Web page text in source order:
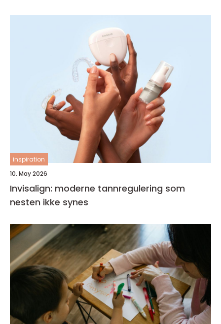
inspiration
10. May 2026
Invisalign: moderne tannregulering som
nesten ikke synes